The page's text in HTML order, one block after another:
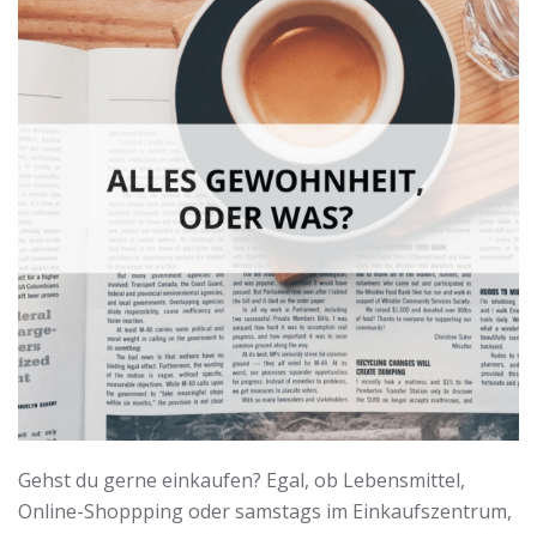
Gehst du gerne einkaufen? Egal, ob Lebensmittel,
Online-Shoppping oder samstags im Einkaufszentrum,